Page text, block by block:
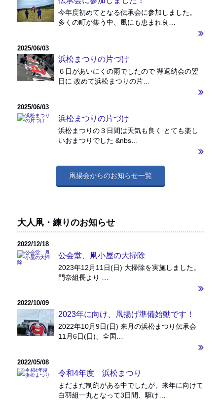
今年度初めてとなる伝承会に参加しました。
多くの町が集う中、風にも恵まれ良…
2025/06/03
浜松まつりの片づけ
６日があいにくの雨でしたので 襷返納会の翌
日に 改めて浜松まつりの片…
2025/06/03
浜松まつりの片づけ
浜松まつりの３日間は天気も良く とても楽し
いおまつりでした &nbs…
凧揚会からのお知らせ一覧
大人凧・練りのお知らせ
2022/12/18
公会堂、凧小屋の大掃除
2023年12月11日(日) 大掃除を実施しました。
門奈組長より …
2022/10/09
2023年に向け、凧揚げ準備始動です！
2022年10月9日(日) 来月の浜松まつり伝承会
11月6日(日)、全国…
2022/05/08
令和4年度 浜松まつり
まだまだ制約がある中でしたが、来年に向けて
白羽組一丸となって3日間、駆け…